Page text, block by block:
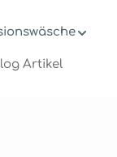
Artikel